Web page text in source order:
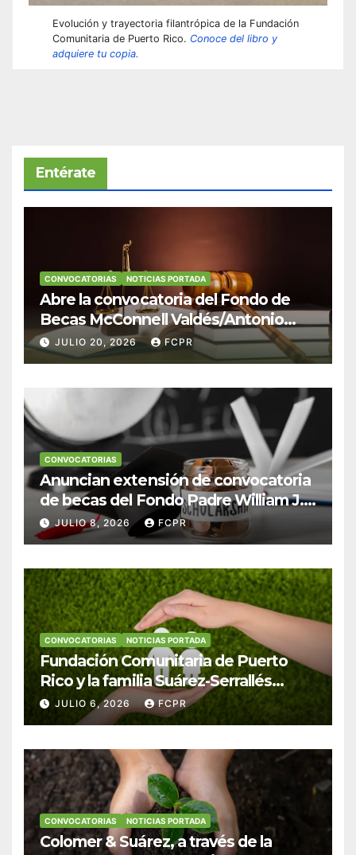
Evolución y trayectoria filantrópica de la Fundación
Comunitaria de Puerto Rico. Conoce del libro y
adquiere tu copia.
Entérate
CONVOCATORIAS NOTICIAS PORTADA
Abre la convocatoria del Fondo de
Becas McConnell Valdés/Antonio
Escudero Viera para estudiantes de
Derecho en Puerto Rico
JULIO 20, 2026 FCPR
CONVOCATORIAS
Anuncian extensión de convocatoria
de becas del Fondo Padre William J.
Hendricks, SJ para estudiantes del
Colegio San Ignacio
JULIO 8, 2026 FCPR
CONVOCATORIAS NOTICIAS PORTADA
Fundación Comunitaria de Puerto
Rico y la familia Suárez-Serrallés
anuncian convocatoria para
fortalecer hogares y albergues
JULIO 6, 2026 FCPR
CONVOCATORIAS NOTICIAS PORTADA
Colomer & Suárez, a través de la